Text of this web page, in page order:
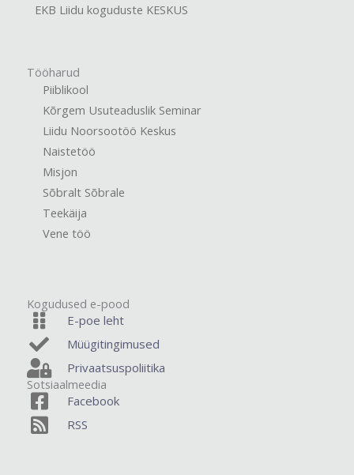
EKB Liidu koguduste KESKUS
Tööharud
Piiblikool
Kõrgem Usuteaduslik Seminar
Liidu Noorsootöö Keskus
Naistetöö
Misjon
Sõbralt Sõbrale
Teekäija
Vene töö
Kogudused e-pood
E-poe leht
Müügitingimused
Privaatsuspoliitika
Sotsiaalmeedia
Facebook
RSS